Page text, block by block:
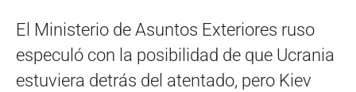
El Ministerio de Asuntos Exteriores ruso
especuló con la posibilidad de que Ucrania
estuviera detrás del atentado, pero Kiev